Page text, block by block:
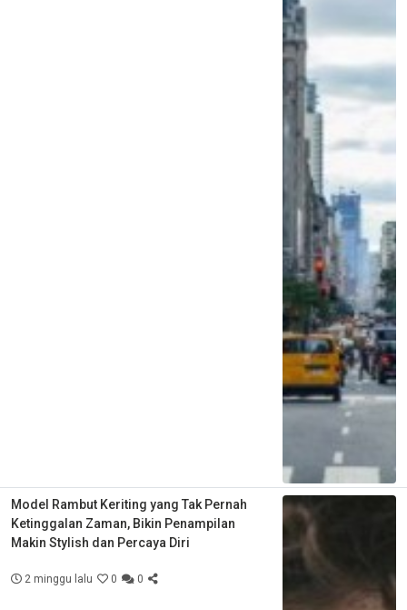
Model Rambut Keriting yang Tak Pernah
Ketinggalan Zaman, Bikin Penampilan
Makin Stylish dan Percaya Diri
2 minggu lalu 0 0